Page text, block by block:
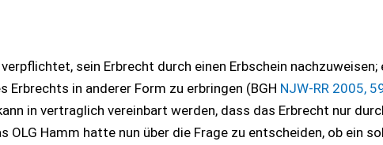
sein Erbrecht durch einen Erbschein nachzuweisen;
Erbrechts in anderer Form zu erbringen (BGH NJW-RR 2005,
in vertraglich vereinbart werden, dass das Erbrecht nur
OLG Hamm hatte nun über die Frage zu entscheiden, ob ein